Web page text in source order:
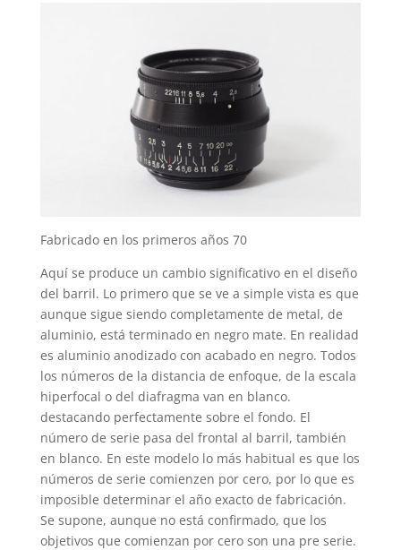
Fabricado en los primeros años 70
Aquí se produce un cambio significativo en el diseño
del barril. Lo primero que se ve a simple vista es que
aunque sigue siendo completamente de metal, de
aluminio, está terminado en negro mate. En realidad
es aluminio anodizado con acabado en negro. Todos
los números de la distancia de enfoque, de la escala
hiperfocal o del diafragma van en blanco.
destacando perfectamente sobre el fondo. El
número de serie pasa del frontal al barril, también
en blanco. En este modelo lo más habitual es que los
números de serie comienzen por cero, por lo que es
imposible determinar el año exacto de fabricación.
Se supone, aunque no está confirmado, que los
objetivos que comienzan por cero son una pre serie.